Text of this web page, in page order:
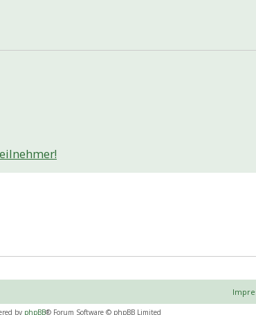
by phpBB® Forum Software © phpBB Limited